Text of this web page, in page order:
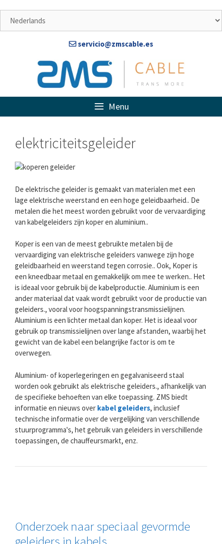
naar
artikel
servicio@zmscable.es
Menu
elektriciteitsgeleider
De elektrische geleider is gemaakt van materialen met een
lage elektrische weerstand en een hoge geleidbaarheid.. De
metalen die het meest worden gebruikt voor de vervaardiging
van kabelgeleiders zijn koper en aluminium..
Koper is een van de meest gebruikte metalen bij de
vervaardiging van elektrische geleiders vanwege zijn hoge
geleidbaarheid en weerstand tegen corrosie.. Ook, Koper is
een kneedbaar metaal en gemakkelijk om mee te werken.. Het
is ideaal voor gebruik bij de kabelproductie. Aluminium is een
ander materiaal dat vaak wordt gebruikt voor de productie van
geleiders., vooral voor hoogspanningstransmissielijnen.
Aluminium is een lichter metaal dan koper. Het is ideaal voor
gebruik op transmissielijnen over lange afstanden, waarbij het
gewicht van de kabel een belangrijke factor is om te
overwegen.
Aluminium- of koperlegeringen en gegalvaniseerd staal
worden ook gebruikt als elektrische geleiders., afhankelijk van
de specifieke behoeften van elke toepassing. ZMS biedt
informatie en nieuws over kabel geleiders, inclusief
technische informatie over de vergelijking van verschillende
stuurprogramma's, het gebruik van geleiders in verschillende
toepassingen, de chauffeursmarkt, enz.
Onderzoek naar speciaal gevormde
geleiders in kabels